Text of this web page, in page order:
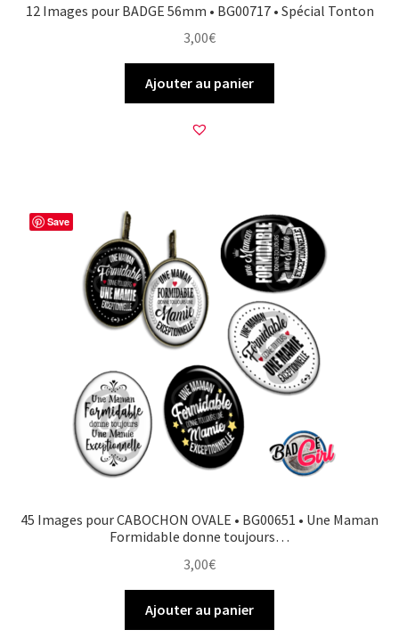
12 Images pour BADGE 56mm • BG00717 • Spécial Tonton
3,00€
Ajouter au panier
Save
45 Images pour CABOCHON OVALE • BG00651 • Une Maman
Formidable donne toujours…
3,00€
Ajouter au panier